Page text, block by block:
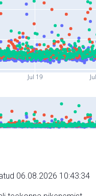
Jul 19
06.08.2026 10:43:34